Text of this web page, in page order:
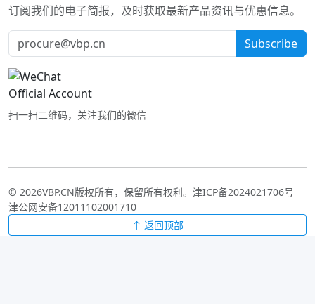
订阅我们的电子简报，及时获取最新产品资讯与优惠信息。
Subscribe
扫一扫二维码，关注我们的微信
© 2026VBP.CN版权所有，保留所有权利。 津ICP备2024021706号
津公网安备12011102001710
返回顶部